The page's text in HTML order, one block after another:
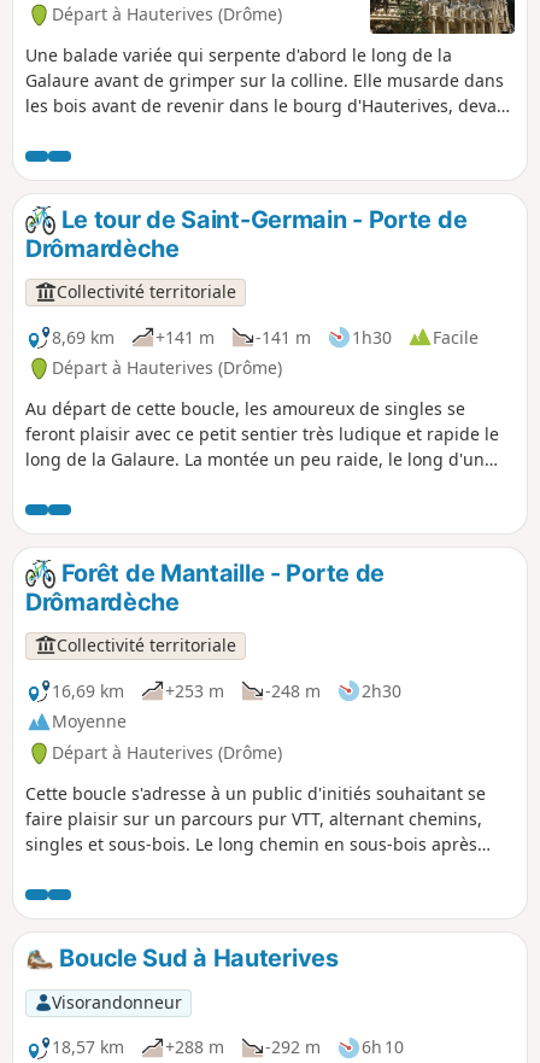
Départ à Hauterives (Drôme)
Une balade variée qui serpente d'abord le long de la
Galaure avant de grimper sur la colline. Elle musarde dans
les bois avant de revenir dans le bourg d'Hauterives, devant
partir. Il y a un gué à traverser Si vous le souhaitez, vous
pouvez raccourcir le circuit et ne faire qu'une boucle de
7km.Le tour de Saint-Germain - Porte de
Drômardèche
Collectivité territoriale
8,69 km
+141 m -141 m 1h30
Facile
Départ à Hauterives (Drôme)
Au départ de cette boucle, les amoureux de singles se
feront plaisir avec ce petit sentier très ludique et rapide le
long de la Galaure. La montée un peu raide, le long d'un
vous profiterez d'une superbe vue sur la vallée de la
Galaure. La descente sur Hauterives, dans les bois, vous
donnera des frissons !
Forêt de Mantaille - Porte de
Drômardèche
Collectivité territoriale
16,69 km
+253 m -248 m
2h30
Moyenne
Départ à Hauterives (Drôme)
Cette boucle s'adresse à un public d'initiés souhaitant se
faire plaisir sur un parcours pur VTT, alternant chemins,
singles et sous-bois. Le long chemin en sous-bois après
prendre un peu de fraîcheur. La descente sur Hauterives
ravira les amoureux de singles.
Boucle Sud à Hauterives
Visorandonneur
18,57 km
+288 m -292 m
6h 10